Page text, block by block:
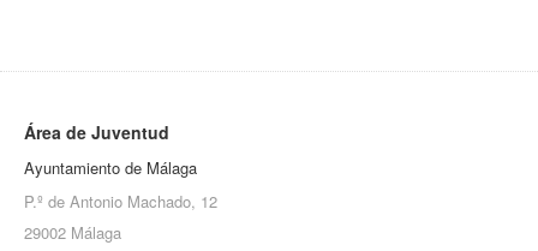
Área de Juventud
Ayuntamiento de Málaga
P.º de Antonio Machado, 12
29002 Málaga